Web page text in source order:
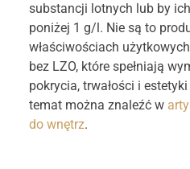
substancji lotnych lub by
poniżej 1 g/l. Nie są to
właściwościach
bez LZO, które spełniają
pokrycia, trwałości i
temat można znaleźć w
do wnętrz.